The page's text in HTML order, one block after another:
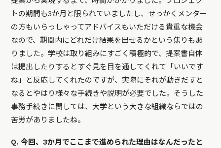
トの期間も3か月と限られていましたし、せっかくメンター
の方もいらっしゃってアドバイスもいただける貴重な機会
なので、期間内にどれだけ結果を出せるかという焦りもあ
りました。学校は取り組みにすごく積極的で、提案書自体
は提出したりするとすぐ見を目を通してくれて「いいです
ね」と反応してくれたのですが、実際にそれが動きだすと
なるとやはり様々な手続きや説明が必要でした。そうした
事務手続きに関しては、大学という大きな組織ならではの
苦労がありましたね。
Q. 今回、3か月でここまで進められた理由はなんだったと